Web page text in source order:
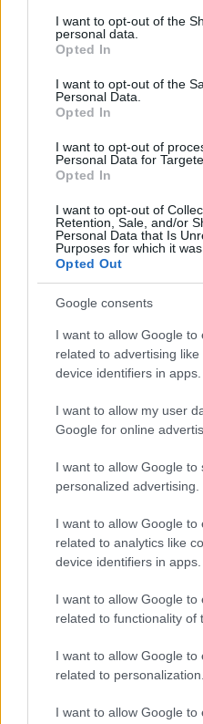
I want to opt-out of the
personal data.
Opted In
I want to opt-out of the
Personal Data.
Opted In
I want to opt-out of
Personal Data for
Opted In
I want to opt-out of
Retention, Sale, and/or
Personal Data that Is
Purposes for which it was
Opted Out
Google consents
I want to allow Google to
related to advertising
device identifiers in apps.
I want to allow my user
Google for online
I want to allow Google to
personalized advertising.
I want to allow Google to
related to analytics like
device identifiers in apps.
I want to allow Google to
related to functionality of
I want to allow Google to
related to personalization.
I want to allow Google to
impatto mediatico e
xenofobia italica non
Aouani, corridore
quale va ripetendo a
è un bellissimo Paese di
il 99% della
razzista.
La prossima riunione
dell’Internazionale
esponenti dagli Stati
dall’Africa. Sarà un
mondo della cultura e
Resistono contro
destre estreme”.
chiaro che pensa al suo
Giorgia Meloni
. In
, colpevole di
protezione speciale e di
Rimpatri (quelli che oggi
pure Beppe Sala e i suoi
Ps: pare che a questa
accadendo in Italia”.